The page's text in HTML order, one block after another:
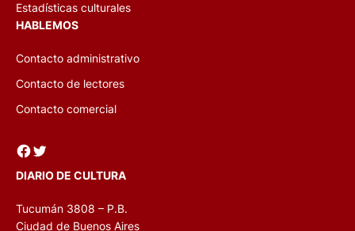
Estadísticas culturales
HABLEMOS
Contacto administrativo
Contacto de lectores
Contacto comercial
Facebook Twitter
DIARIO DE CULTURA
Tucumán 3808 – P.B.
Ciudad de Buenos Aires